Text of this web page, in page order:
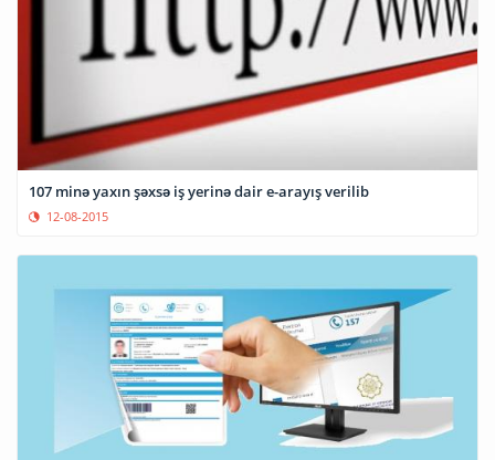
107 minə yaxın şəxsə iş yerinə dair e-arayış verilib
12-08-2015